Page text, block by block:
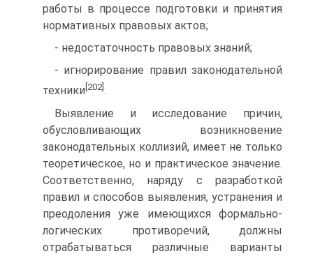
работы в процессе подготовки и принятия
нормативных правовых актов;
- недостаточность правовых знаний;
- игнорирование правил законодательной
техники [202].
Выявление и исследование причин,
обусловливающих возникновение
законодательных коллизий, имеет не только
теоретическое, но и практическое значение.
Соответственно, наряду с разработкой
правил и способов выявления, устранения и
преодоления уже имеющихся формально-
логических противоречий, должны
отрабатываться различные варианты